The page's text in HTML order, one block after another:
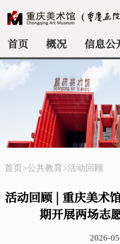
首页 概况 信息公
首页>公共教育>活动回顾
活动回顾 | 重庆美术
期开展两场志
2026-